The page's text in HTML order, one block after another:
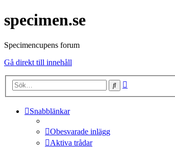
specimen.se
Specimencupens forum
Gå direkt till innehåll
Sök
Snabblänkar
Obesvarade inlägg
Aktiva trådar